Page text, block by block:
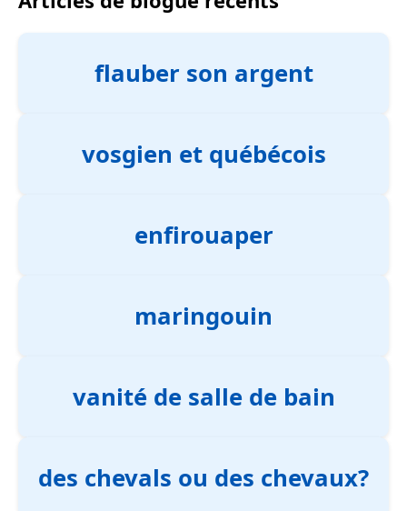
flauber son argent
vosgien et québécois
enfirouaper
maringouin
vanité de salle de bain
des chevals ou des chevaux?